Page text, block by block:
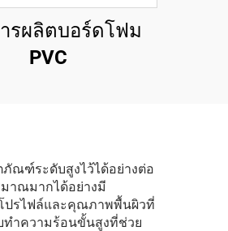
รผลิตบอร์ดโฟม
PVC
ณฑ์ระดับสูงไว้ได้อย่างต่อ
มาณมากได้อย่างมี
ปรไฟล์และคุณภาพพื้นผิวที่
ทำความร้อนขั้นสูงที่ช่วย